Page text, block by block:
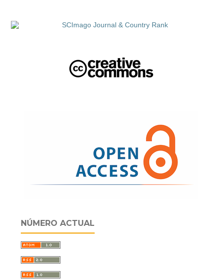
NÚMERO ACTUAL